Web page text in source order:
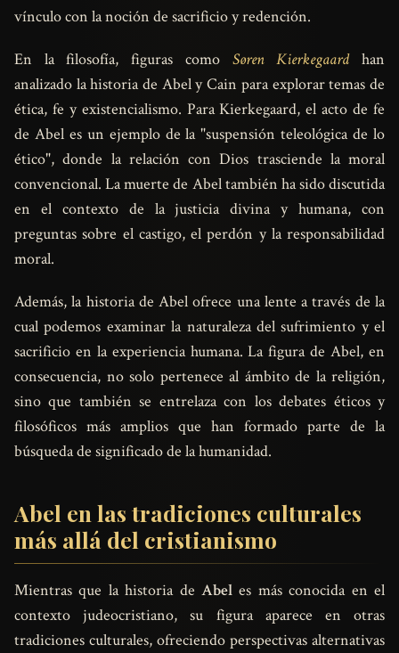
vínculo con la noción de sacrificio y redención.
En la filosofía, figuras como Søren Kierkegaardhan
analizado la historia de Abel y Cain para explorar temas de
ética, fe y existencialismo. Para Kierkegaard, el acto de fe
de Abel es un ejemplo de la "suspensión teleológica de lo
ético", donde la relación con Dios trasciende la moral
convencional. La muerte de Abel también ha sido discutida
en el contexto de la justicia divina y humana, con
preguntas sobre el castigo, el perdón y la responsabilidad
moral.
Además, la historia de Abel ofrece una lente a través de la
cual podemos examinar la naturaleza del sufrimiento y el
sacrificio en la experiencia humana. La figura de Abel, en
consecuencia, no solo pertenece al ámbito de la religión,
sino que también se entrelaza con los debates éticos y
filosóficos más amplios que han formado parte de la
búsqueda de significado de la humanidad.
Abel en las tradiciones culturales
más allá del cristianismo
Mientras que la historia de Abel es más conocida en el
contexto judeocristiano, su figura aparece en otras
tradiciones culturales, ofreciendo perspectivas alternativas